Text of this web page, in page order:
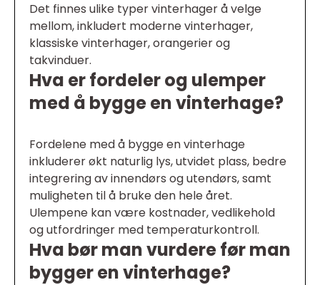
Det finnes ulike typer vinterhager å velge
mellom, inkludert moderne vinterhager,
klassiske vinterhager, orangerier og
takvinduer.
Hva er fordeler og ulemper
med å bygge en vinterhage?
Fordelene med å bygge en vinterhage
inkluderer økt naturlig lys, utvidet plass, bedre
integrering av innendørs og utendørs, samt
muligheten til å bruke den hele året.
Ulempene kan være kostnader, vedlikehold
og utfordringer med temperaturkontroll.
Hva bør man vurdere før man
bygger en vinterhage?